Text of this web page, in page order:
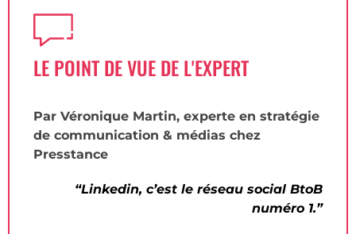
LE POINT DE VUE DE L'EXPERT
Par Véronique Martin, experte en stratégie
de communication & médias chez
Presstance
“Linkedin, c’est le réseau social BtoB
numéro 1.”